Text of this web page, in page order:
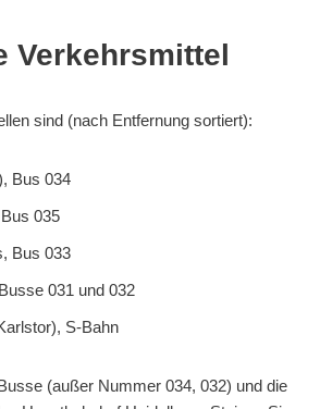
Verkehrsmittel
sind (nach Entfernung sortiert):
Bus 034
035
Bus 033
031 und 032
S-Bahn
(außer Nummer 034, 032) und die